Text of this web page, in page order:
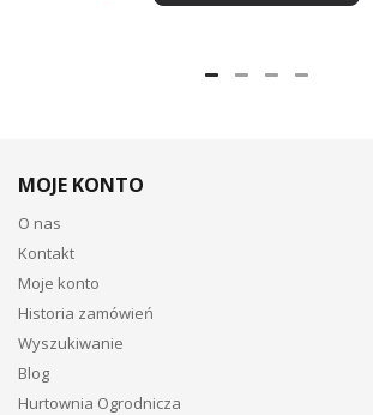
MOJE KONTO
O nas
Kontakt
Moje konto
Historia zamówień
Wyszukiwanie
Blog
Hurtownia Ogrodnicza